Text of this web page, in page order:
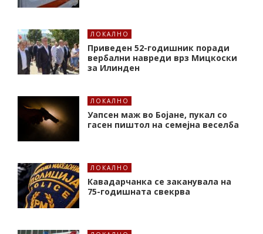
ЛОКАЛНО
Приведен 52-годишник поради
вербални навреди врз Мицкоски
за Илинден
ЛОКАЛНО
Уапсен маж во Бојане, пукал со
гасен пиштол на семејна веселба
ЛОКАЛНО
Кавадарчанка се заканувала на
75-годишната свекрва